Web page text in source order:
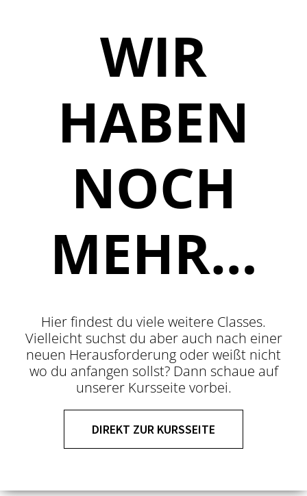
WIR
HABEN
NOCH
MEHR…
Hier findest du viele weitere Classes.
Vielleicht suchst du aber auch nach einer
neuen Herausforderung oder weißt nicht
wo du anfangen sollst? Dann schaue auf
unserer Kursseite vorbei.
DIREKT ZUR KURSSEITE